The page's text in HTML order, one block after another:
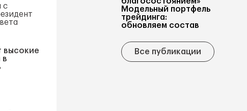
с
высокие
в
Модельный портфель
трейдинга:
обновляем состав
Все публикации